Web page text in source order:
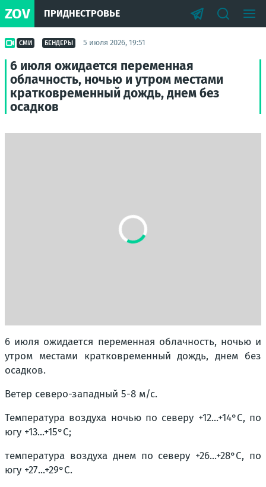
ZOV ПРИДНЕСТРОВЬЕ
СМИ БЕНДЕРЫ 5 июля 2026, 19:51
6 июля ожидается переменная
облачность, ночью и утром местами
кратковременный дождь, днем без
осадков
6 июля ожидается переменная облачность, ночью и
утром местами кратковременный дождь, днем без
осадков.
Ветер северо-западный 5-8 м/с.
Температура воздуха ночью по северу +12...+14°С, по
югу +13...+15°С;
температура воздуха днем по северу +26...+28°С, по
югу +27...+29°С.